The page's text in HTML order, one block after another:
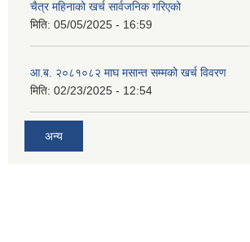
चैत्र महिनाको खर्च सार्वजनिक गरिएको
मिति: 05/05/2025 - 16:59
आ.ब. २०८१०८२ माघ मसान्त सम्मको खर्च विवरण
मिति: 02/23/2025 - 12:54
अन्य